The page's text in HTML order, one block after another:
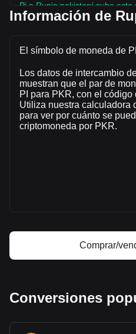
Pi a Rupia pakistaní sube esta
El precio de mercado actual
₨278,371,085,451.49 PKR
Pi se modificó en un -18.31%
las últimas 24 horas. El último
operaciones de PI fue
Más información
Información de
El símbolo de moneda de
Los datos de intercambio
muestran que el par de
PI para PKR, con el
Utiliza nuestra calculadora
para ver por cuánto se
criptomoneda por PKR.
Comprar/
Conversiones